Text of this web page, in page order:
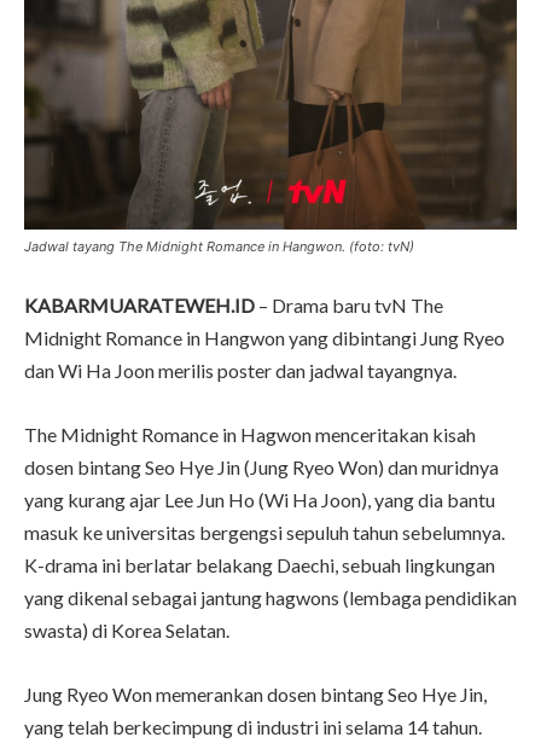
Jadwal tayang The Midnight Romance in Hangwon. (foto: tvN)
KABARMUARATEWEH.ID – Drama baru tvN The
Midnight Romance in Hangwon yang dibintangi Jung Ryeo
dan Wi Ha Joon merilis poster dan jadwal tayangnya.
The Midnight Romance in Hagwon menceritakan kisah
dosen bintang Seo Hye Jin (Jung Ryeo Won) dan muridnya
yang kurang ajar Lee Jun Ho (Wi Ha Joon), yang dia bantu
masuk ke universitas bergengsi sepuluh tahun sebelumnya.
K-drama ini berlatar belakang Daechi, sebuah lingkungan
yang dikenal sebagai jantung hagwons (lembaga pendidikan
swasta) di Korea Selatan.
Jung Ryeo Won memerankan dosen bintang Seo Hye Jin,
yang telah berkecimpung di industri ini selama 14 tahun.